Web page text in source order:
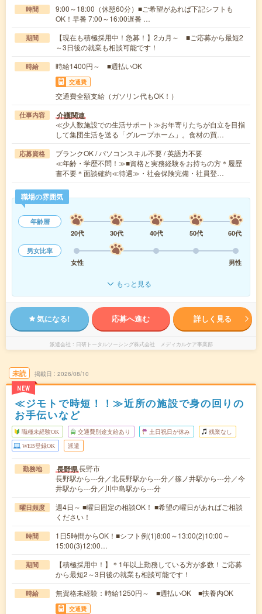
時間
9:00～18:00（休憩60分）■ご希望があれば下記シフトも
OK！早番 7:00～16:00遅番 …
期間
【現在も積極採用中！急募！】2カ月～ ■ご応募から最短2
～3日後の就業も相談可能です！
時給 時給1400円～ ■週払いOK
交通費
交通費全額支給（ガソリン代もOK！）
仕事内容 介護関連
≪少人数施設での生活サポート≫お年寄りたちが自立を目指
して集団生活を送る「グループホーム」。食材の買…
応募資格
ブランクOK / パソコンスキル不要 / 英語力不要
≪年齢・学歴不問！≫■資格と実務経験をお持ちの方＊履歴
書不要＊面談確約≪待遇≫・社会保険完備・社員登…
職場の雰囲気
年齢層
20代
30代 40代 50代
60代
男女比率
女性
男性
もっと見る
気になる! 応募へ進む 詳しく見る
派遣会社 日研トータルソーシング株式会社 メディカルケア事業部
未読
NEW
掲載日 2026/08/10
≪ジモトで時短！！≫近所の施設で身の回りの
お手伝いなど
職種未経験OK 交通費別途支給あり 土日祝日が休み 残業なし
WEB登録OK 派遣
勤務地 長野県長野市
長野駅から---分／北長野駅から---分／篠ノ井駅から---分／今
井駅から---分／川中島駅から---分
曜日頻度
週4日～ ■曜日固定の相談OK！ ■希望の曜日があればご相談
ください！
時間
1日5時間からOK！■シフト例(1)8:00～13:00(2)10:00～
15:00(3)12:00…
期間
【積極採用中！】＊1年以上勤務している方が多数！ご応募
から最短2～3日後の就業も相談可能です！
時給 無資格未経験：時給1250円～ ■週払いOK ■扶養内OK
交通費